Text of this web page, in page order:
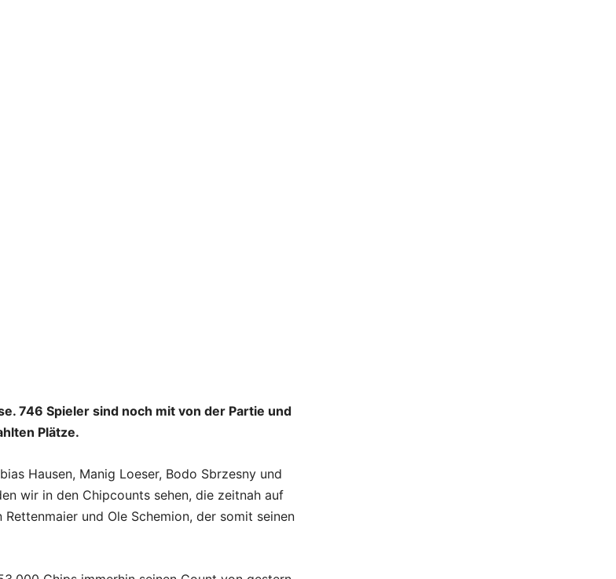
746 Spieler sind noch mit von der Partie und
Plätze.
Hausen, Manig Loeser, Bodo Sbrzesny und
wir in den Chipcounts sehen, die zeitnah auf
und Ole Schemion, der somit seinen